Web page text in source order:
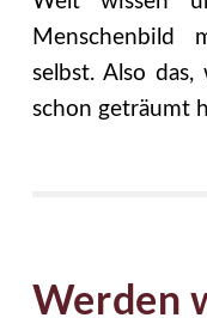
Menschenbild
selbst. Also
schon geträumt
Werden